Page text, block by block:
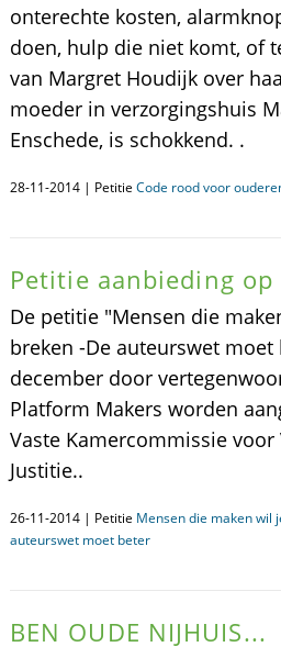
onterechte kosten,
doen, hulp die niet komt, of
van Margret Houdijk over
moeder in verzorgingshuis
Enschede, is schokkend. .
28-11-2014 | Petitie Code rood voor
Petitie aanbieding op
De petitie "Mensen die
breken -De auteurswet moet
december door
Platform Makers worden
Vaste Kamercommissie
Justitie..
26-11-2014 | Petitie Mensen die maken wil
auteurswet moet beter
BEN OUDE NIJHUIS...